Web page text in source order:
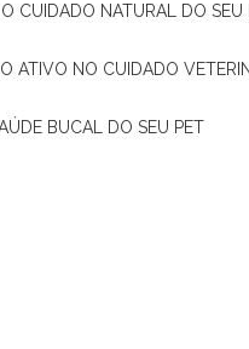
O CUIDADO NATURAL DO SEU
ATIVO NO CUIDADO
BUCAL DO SEU PET